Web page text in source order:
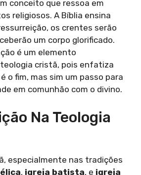
conceito que ressoa em
religiosos. A Bíblia ensina
os crentes serão
um corpo glorificado.
é um elemento
cristã, pois enfatiza
o fim, mas sim um passo para
em comunhão com o divino.
Na Teologia
especialmente nas tradições
, igreja batista, e igreja